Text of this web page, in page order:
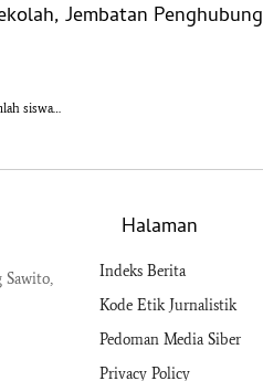
Jembatan Penghubung
siswa…
Sawito,
Halaman
Indeks Berita
Kode Etik Jurnalistik
Pedoman Media Siber
Privacy Policy